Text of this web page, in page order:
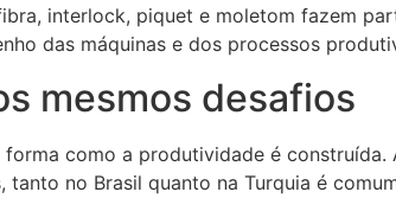
interlock, piquet e moletom fazem
das máquinas e dos processos
mesmos desafios
como a produtividade é
no Brasil quanto na Turquia é